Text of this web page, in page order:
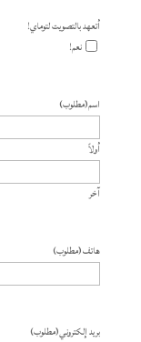
أتعهد بالتصويت لتوماي!
نعم!
اسم(مطلوب)
أولاً
آخر
هاتف(مطلوب)
بريد إلكتروني(مطلوب)